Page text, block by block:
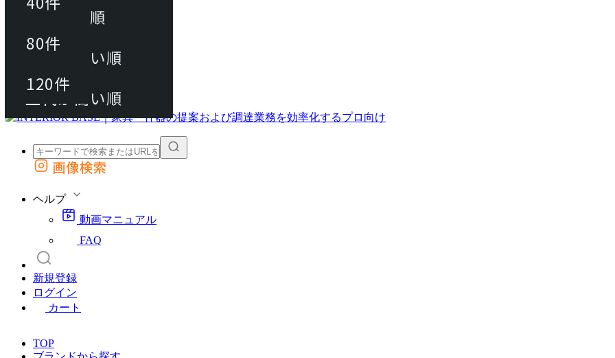
動画マニュアル
FAQ
カート
外部サイトの商品をカートに追加
画像検索
ヘルプ
動画マニュアル
FAQ
新規登録
ログイン
カート
TOP
80件
120件
おすすめ順
上代が安い順
上代が高い順
80件
120件